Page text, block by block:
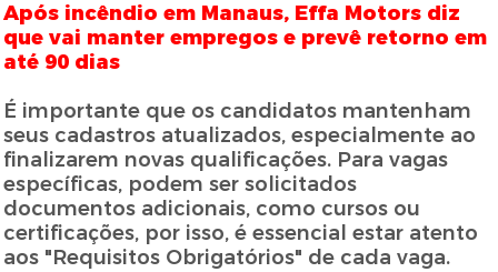
Após incêndio em Manaus, Effa Motors diz
que vai manter empregos e prevê retorno em
até 90 dias
É importante que os candidatos mantenham
seus cadastros atualizados, especialmente ao
finalizarem novas qualificações. Para vagas
específicas, podem ser solicitados
documentos adicionais, como cursos ou
certificações, por isso, é essencial estar atento
aos "Requisitos Obrigatórios" de cada vaga.